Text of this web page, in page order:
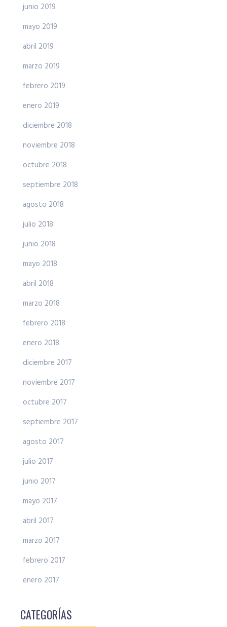
junio 2019
mayo 2019
abril 2019
marzo 2019
febrero 2019
enero 2019
diciembre 2018
noviembre 2018
octubre 2018
septiembre 2018
agosto 2018
julio 2018
junio 2018
mayo 2018
abril 2018
marzo 2018
febrero 2018
enero 2018
diciembre 2017
noviembre 2017
octubre 2017
septiembre 2017
agosto 2017
julio 2017
junio 2017
mayo 2017
abril 2017
marzo 2017
febrero 2017
enero 2017
CATEGORÍAS